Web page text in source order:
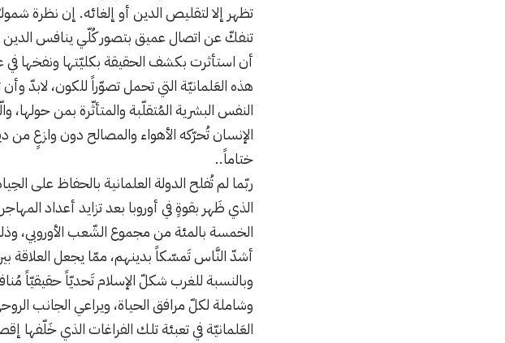
تظهر إلا لتقليص الدين أو إلغائه. إن نظرة
تنفكّ عن اتصال عميق بتصور كُلّي ينافس الدين
أن استأثرت بكشف الحقيقة بكليّتها ونفخها
هذه العَلمانيّة التي تحمل تصوّراً للكون، لابدّ
النفس البشرية المُتقلّبة والمتأثّرة بمن
الإنسان تُحرّكه الأهواء والمصالح دون وازعٍ من
ختاماً..
ربّما لم تُفلح الدولة العلمانية بالحفاظ على
الذي ظَهر بقوةٍ في أوروبا بعد تزايد أعداد
الخمسة بالمئة من مجموع الشّعب الأوروبي،
أشدّ النَّاس تَمسّكاً بدينهم، ممّا يجعل العلاقة
وبالنسبة للغرب شكلّ الإسلام تَحديّاً حقيقيّاً
وشاملة لكلّ مرافق الحياة، ويراعي الجانب
العَلمانيّة في تعبئة تلك الفراغات الذي خَلّفها